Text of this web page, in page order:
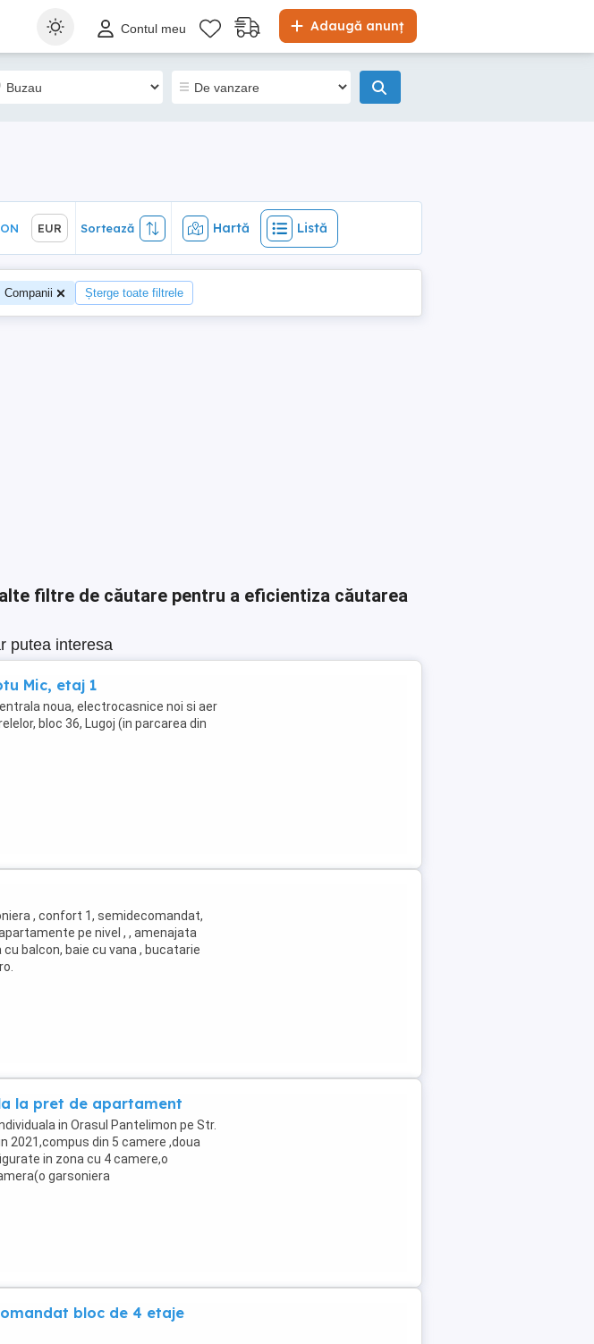
Adaugă anunț
Contul meu
EUR Sortează Hartă Listă
EUR Sortează Hartă Listă
Companii Șterge toate filtrele
filtre de căutare pentru a eficientiza căutarea
putea interesa
Mic, etaj 1
noua, electrocasnice noi si aer
bloc 36, Lugoj (in parcarea din
, confort 1, semidecomandat,
pe nivel , , amenajata
balcon, baie cu vana , bucatarie
la pret de apartament
in Orasul Pantelimon pe Str.
2021,compus din 5 camere ,doua
in zona cu 4 camere,o
garsoniera
si ...
bloc de 4 etaje